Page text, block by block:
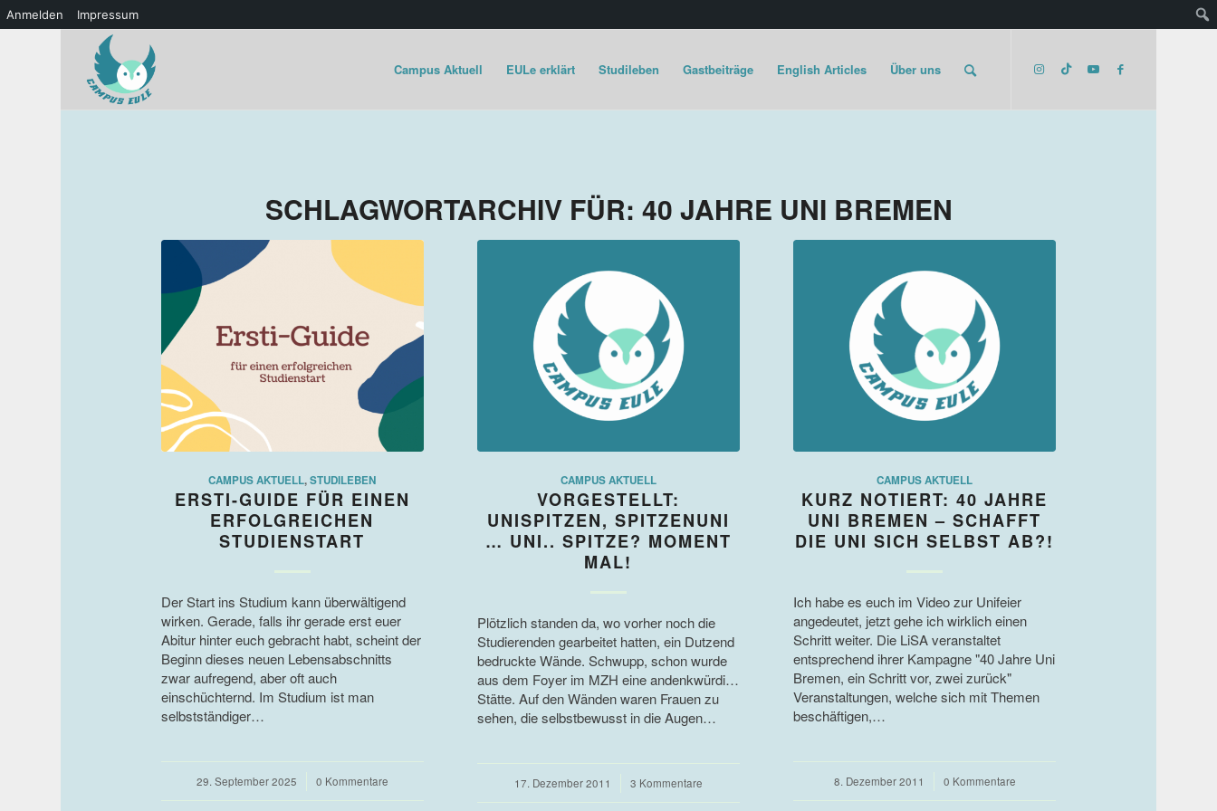
Anmelden Impressum
Campus Aktuell EULe erklärt Studileben Gastbeiträge English Articles Über uns
SCHLAGWORTARCHIV FÜR: 40 JAHRE UNI BREMEN
CAMPUS AKTUELL,STUDILEBEN
ERSTI-GUIDE FÜR EINEN
ERFOLGREICHEN
STUDIENSTART
Der Start ins Studium kann überwältigend
wirken. Gerade, falls ihr gerade erst euer
Abitur hinter euch gebracht habt, scheint der
Beginn dieses neuen Lebensabschnitts
zwar aufregend, aber oft auch
einschüchternd. Im Studium ist man
selbstständiger…
29. September 2025
/ 0 Kommentare
CAMPUS AKTUELL
VORGESTELLT:
UNISPITZEN, SPITZENUNI
… UNI.. SPITZE? MOMENT
MAL!
Plötzlich standen da, wo vorher noch die
Studierenden gearbeitet hatten, ein Dutzend
bedruckte Wände. Schwupp, schon wurde
aus dem Foyer im MZH eine andenkwürdige
Stätte. Auf den Wänden waren Frauen zu
sehen, die selbstbewusst in die Augen…
17. Dezember 2011
/ 3 Kommentare
CAMPUS AKTUELL
KURZ NOTIERT: 40 JAHRE
UNI BREMEN – SCHAFFT
DIE UNI SICH SELBST AB?!
Ich habe es euch im Video zur Unifeier
angedeutet, jetzt gehe ich wirklich einen
Schritt weiter. Die LiSA veranstaltet
entsprechend ihrer Kampagne "40 Jahre Uni
Bremen, ein Schritt vor, zwei zurück"
Veranstaltungen, welche sich mit Themen
beschäftigen,…
8. Dezember 2011
/ 0 Kommentare